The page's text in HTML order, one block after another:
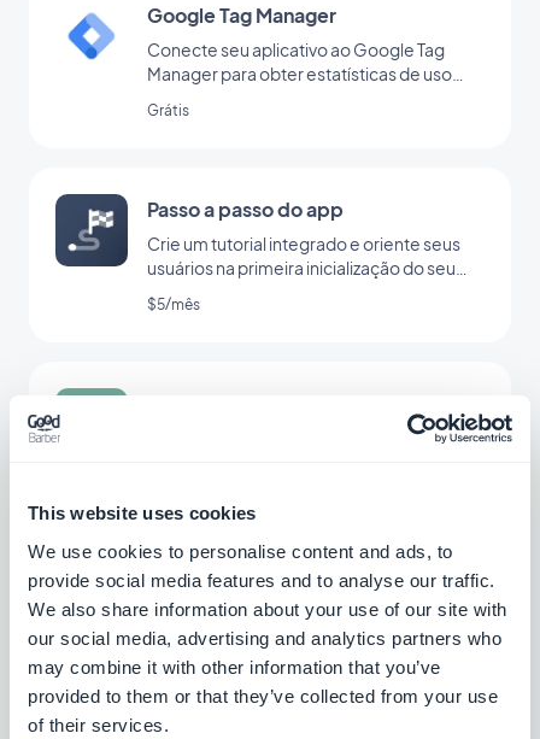
This website uses cookies
We use cookies to personalise content and ads, to
provide social media features and to analyse our traffic.
We also share information about your use of our site with
our social media, advertising and analytics partners who
may combine it with other information that you’ve
provided to them or that they’ve collected from your use
of their services.
Google Tag Manager
Conecte seu aplicativo ao Google Tag
Manager para obter estatísticas de uso
Grátis
Passo a passo do app
Crie um tutorial integrado e oriente seus
usuários na primeira inicialização do seu
app
$5/mês
Meta Pixel & App Events
Integre o Pixel da Meta (anteriormente
Pixel do Facebook) e o SDK do Facebook
Event Analytics no seu aplicativo para
analisar o comportamento de seus
usuários e otimizar sua estratégia de
Grátis